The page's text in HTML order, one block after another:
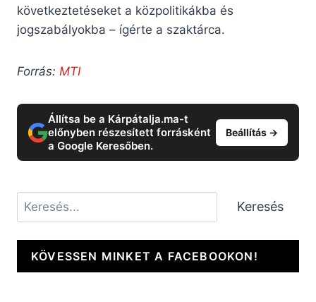
következtetéseket a közpolitikákba és
jogszabályokba – ígérte a szaktárca.
Forrás: MTI
Állítsa be a Kárpátalja.ma-t
előnyben részesített forrásként
a Google Keresőben.
Beállítás →
Keresés Keresés
KÖVESSEN MINKET A FACEBOOKON!